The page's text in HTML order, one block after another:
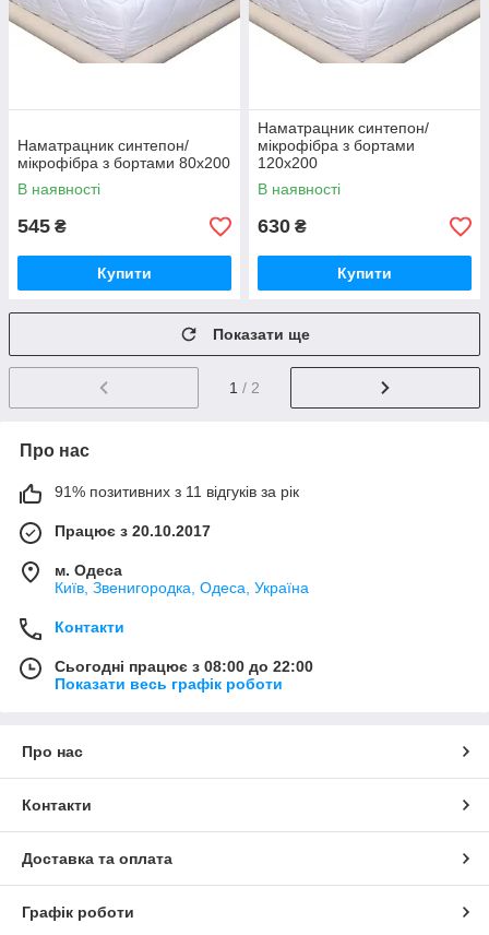
Наматрацник синтепон/
мікрофібра з бортами 80х200
В наявності
545 ₴
Купити
Наматрацник синтепон/
мікрофібра з бортами
120х200
В наявності
630 ₴
Купити
Показати ще
1 / 2
Про нас
91% позитивних з 11 відгуків за рік
Працює з 20.10.2017
м. Одеса
Київ, Звенигородка, Одеса, Україна
Контакти
Сьогодні працює з 08:00 до 22:00
Показати весь графік роботи
Про нас
Контакти
Доставка та оплата
Графік роботи